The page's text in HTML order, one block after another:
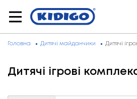
Головна Дитячі майданчики Дитячі
Дитячі ігрові